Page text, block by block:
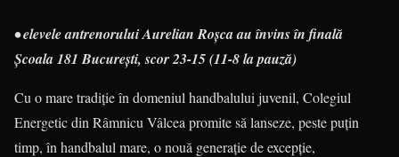
• elevele antrenorului Aurelian Roşca au învins în finală
Şcoala 181 Bucureşti, scor 23-15 (11-8 la pauză)
Cu o mare tradiţie în domeniul handbalului juvenil, Colegiul
Energetic din Râmnicu Vâlcea promite să lanseze, peste puţin
timp, în handbalul mare, o nouă generaţie de excepţie,